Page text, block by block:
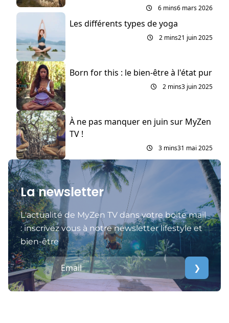
6 mins6 mars 2026
Les différents types de yoga
2 mins21 juin 2025
Born for this : le bien-être à l'état pur
2 mins3 juin 2025
À ne pas manquer en juin sur MyZen
TV !
3 mins31 mai 2025
La newsletter
L'actualité de MyZen TV dans votre boite mail
: inscrivez vous à notre newsletter lifestyle et
bien-être
❯